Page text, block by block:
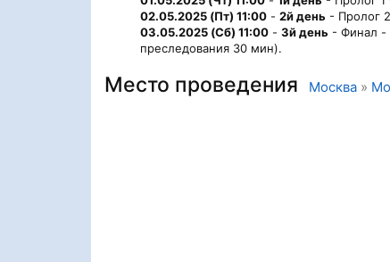
02.05.2025 (Пт) 11:00 - 2й день - Пролог
03.05.2025 (Сб) 11:00 - 3й день - Финал -
преследования 30 мин).
Место проведения Москва »